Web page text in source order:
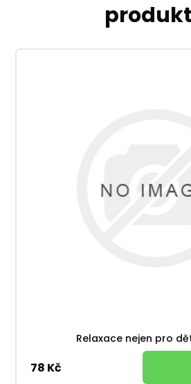
Relaxace nejen pro
78 Kč